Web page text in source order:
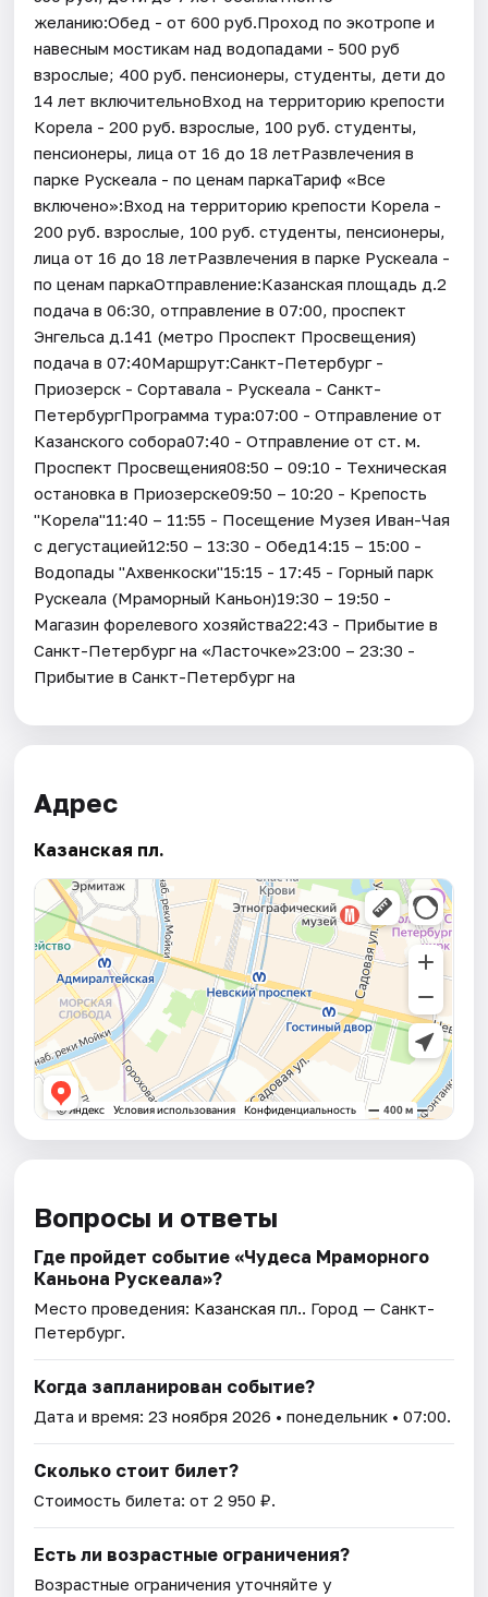
желанию:Обед - от 600 руб.Проход по экотропе и
навесным мостикам над водопадами - 500 руб
взрослые; 400 руб. пенсионеры, студенты, дети до
14 лет включительноВход на территорию крепости
Корела - 200 руб. взрослые, 100 руб. студенты,
пенсионеры, лица от 16 до 18 летРазвлечения в
парке Рускеала - по ценам паркаТариф «Все
включено»:Вход на территорию крепости Корела -
200 руб. взрослые, 100 руб. студенты, пенсионеры,
лица от 16 до 18 летРазвлечения в парке Рускеала -
по ценам паркаОтправление:Казанская площадь д.2
подача в 06:30, отправление в 07:00, проспект
Энгельса д.141 (метро Проспект Просвещения)
подача в 07:40Маршрут:Санкт-Петербург -
Приозерск - Сортавала - Рускеала - Санкт-
ПетербургПрограмма тура:07:00 - Отправление от
Казанского собора07:40 - Отправление от ст. м.
Проспект Просвещения08:50 – 09:10 - Техническая
остановка в Приозерске09:50 – 10:20 - Крепость
"Корела"11:40 – 11:55 - Посещение Музея Иван-Чая
с дегустацией12:50 – 13:30 - Обед14:15 – 15:00 -
Водопады "Ахвенкоски"15:15 - 17:45 - Горный парк
Рускеала (Мраморный Каньон)19:30 – 19:50 -
Магазин форелевого хозяйства22:43 - Прибытие в
Санкт-Петербург на «Ласточке»23:00 – 23:30 -
Прибытие в Санкт-Петербург на
Адрес
Казанская пл.
Вопросы и ответы
Где пройдет событие «Чудеса Мраморного
Каньона Рускеала»?
Место проведения: Казанская пл.. Город — Санкт-
Петербург.
Когда запланирован событие?
Дата и время:23 ноября 2026 • понедельник • 07:00.
Сколько стоит билет?
Стоимость билета: от 2 950 ₽.
Есть ли возрастные ограничения?
Возрастные ограничения уточняйте у